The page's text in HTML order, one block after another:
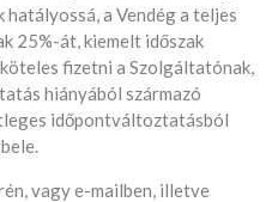
a Vendég a teljes
25%-át, kiemelt időszak
fizetni a Szolgáltatónak,
hiányából származó
időpontváltoztatásból
vagy e-mailben, illetve